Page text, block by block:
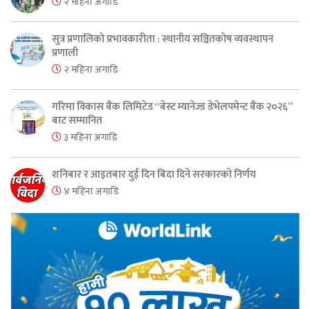
सुत्र प्रणालिको प्रभावकारीता : स्थानीय सञ्चितकोष व्यवस्थापन
प्रणाली
२ महिना अगाडि
गरिमा विकास बैंक लिमिटेड “बेस्ट म्यानेज्ड डेभेलपमेन्ट बैंक २०२६”
बाट सम्मानित
३ महिना अगाडि
शनिबार र आइतबार दुई दिन बिदा दिने सरकारको निर्णय
४ महिना अगाडि